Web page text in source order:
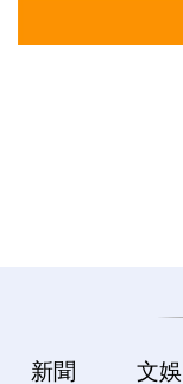
新聞 文娛